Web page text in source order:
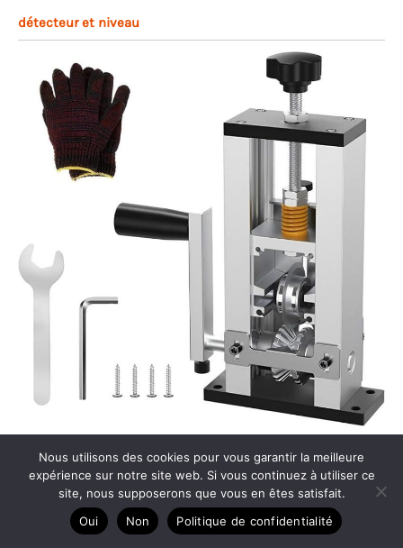
détecteur et niveau
Nous utilisons des cookies pour vous garantir la meilleure
expérience sur notre site web. Si vous continuez à utiliser ce
site, nous supposerons que vous en êtes satisfait.
Oui
Non Politique de confidentialité